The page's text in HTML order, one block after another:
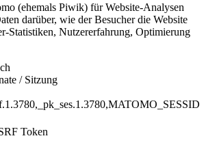
(ehemals Piwik) für Website-Analysen
darüber, wie der Besucher die Website
Statistiken, Nutzererfahrung, Optimierung
/ Sitzung
Token